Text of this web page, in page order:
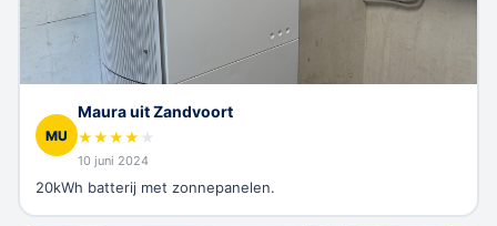
MU
Maura uit Zandvoort
★★★★ ★
10 juni 2024
20kWh batterij met zonnepanelen.